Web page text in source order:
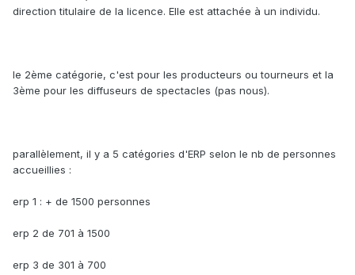
direction titulaire de la licence. Elle est attachée à un individu.
le 2ème catégorie, c'est pour les producteurs ou tourneurs et la
3ème pour les diffuseurs de spectacles (pas nous).
parallèlement, il y a 5 catégories d'ERP selon le nb de personnes
accueillies :
erp 1 : + de 1500 personnes
erp 2 de 701 à 1500
erp 3 de 301 à 700